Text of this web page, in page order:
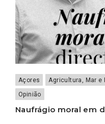
Açores Agricultura, Mar e
Opinião
Naufrágio moral em